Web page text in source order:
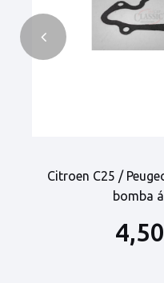
Citroen C25 /
bomba